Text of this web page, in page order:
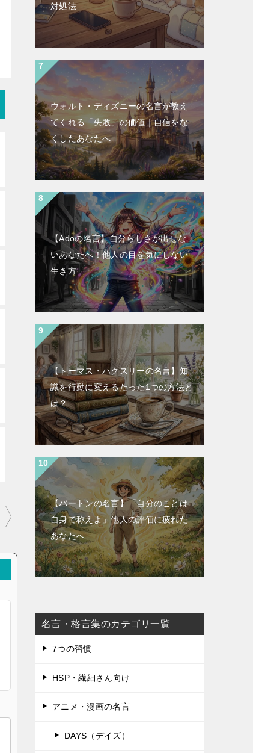
対処法
ウォルト・ディズニーの名言が教え
てくれる「失敗」の価値｜自信をな
くしたあなたへ
【Adoの名言】自分らしさが出せな
いあなたへ！他人の目を気にしない
生き方
【トーマス・ハクスリーの名言】知
識を行動に変えるたった1つの方法と
は？
【バートンの名言】「自分のことは
自身で称えよ」他人の評価に疲れた
あなたへ
名言・格言集のカテゴリ一覧
7つの習慣
HSP・繊細さん向け
アニメ・漫画の名言
DAYS（デイズ）